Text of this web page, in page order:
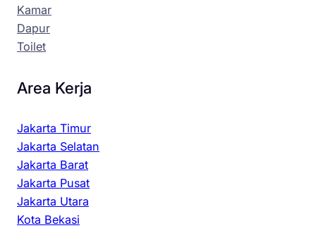
Kamar
Dapur
Toilet
Area Kerja
Jakarta Timur
Jakarta Selatan
Jakarta Barat
Jakarta Pusat
Jakarta Utara
Kota Bekasi